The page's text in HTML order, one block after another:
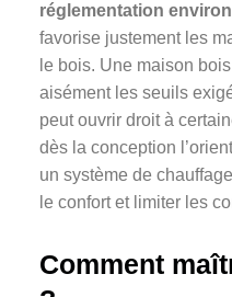
réglementation
favorise justement les
le bois. Une maison
aisément les seuils
peut ouvrir droit à
dès la conception
un système de
le confort et limiter les
Comment